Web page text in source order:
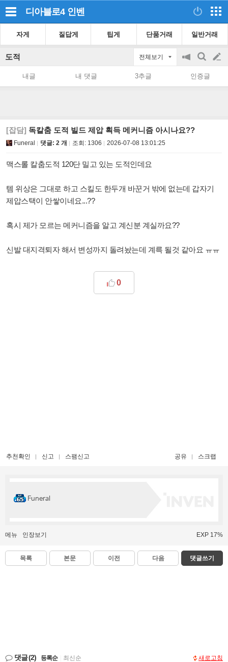
디아블로4 인벤
자게 질답게 팁게 단품거래 일반거래
도적 전체보기
공
on/off
검
색
글
쓰
내글 내 댓글 3추글 인증글
[잡담] 독칼춤 도적 빌드 제압 획득 메커니즘 아시나요??
Funeral 댓글: 2 개 조회: 1306 2026-07-08 13:01:25
맥스롤 칼춤도적 120단 밀고 있는 도적인데요
템 위상은 그대로 하고 스킬도 한두개 바꾼거 밖에 없는데 갑자기
제압스택이 안쌓이네요...??
혹시 제가 모르는 메커니즘을 알고 계신분 계실까요??
신발 대지격퇴자 해서 변성까지 돌려놨는데 계륵 될것 같아요 ㅠㅠ
0
추천확인 신고 스팸신고 공유 스크랩
Funeral
메뉴 인장보기 EXP 17%
목록 본문 이전 다음 댓글쓰기
댓글(2) 등록순 최신순 새로고침